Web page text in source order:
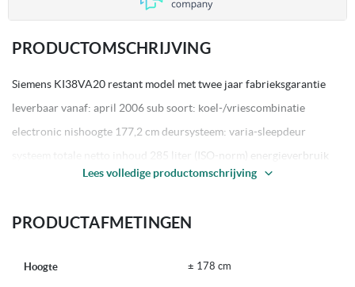
PRODUCTOMSCHRIJVING
Siemens KI38VA20 restant model met twee jaar fabrieksgarantie
leverbaar vanaf: april 2006 sub soort: koel-/vriescombinatie
electronic nishoogte 177,2 cm deursysteem: varia-sleepdeur
systeem totale netto inhoud 285 liter (ISO-norm) energieverbruik
0,77 kWh per 24 uur Anti Bacteria System temperatuurregeling:
netto inhoud koelgedeelte 222 liter • temperatuur: 2°C - 8°C •
binnendeur • boter en kaasvak in binnendeur • heldere
Lees volledige productomschrijving
PRODUCTAFMETINGEN
Hoogte ± 178 cm